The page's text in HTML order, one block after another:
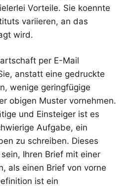
Vorteile. Sie koennte
variieren, an das
wird.
per E-Mail
anstatt eine gedruckte
wenige geringfügige
obigen Muster vornehmen.
und Einsteiger ist es
Aufgabe, ein
zu schreiben. Dieses
Ihren Brief mit einer
als einen Brief von vorne
ist ein